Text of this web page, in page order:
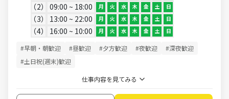
2 09:00 ~ 18:00 月 火 水 木 金 土 日
3 13:00 ~ 22:00 月 火 水 木 金 土 日
4 16:00 ~ 10:00 月 火 水 木 金 土 日
#早朝・朝歓迎 #昼歓迎 #夕方歓迎 #夜歓迎
#深夜歓迎
#土日祝(週末)歓迎
仕事内容を見てみる